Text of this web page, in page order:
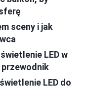
sceny i jak
LED w
LED do